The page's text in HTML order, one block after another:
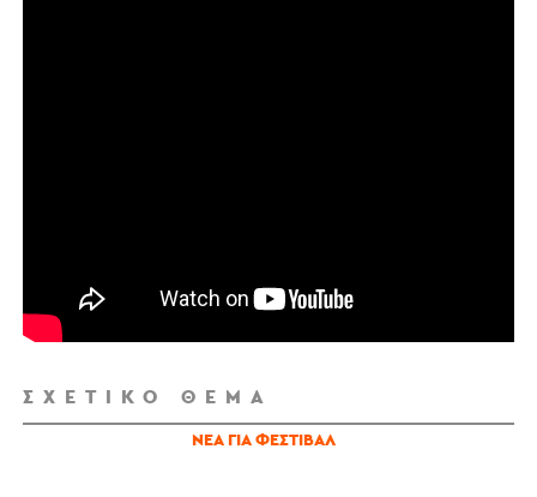
ΣΧΕΤΙΚΌ ΘΈΜΑ
ΝΈΑ ΓΙΑ ΦΕΣΤΙΒΆΛ